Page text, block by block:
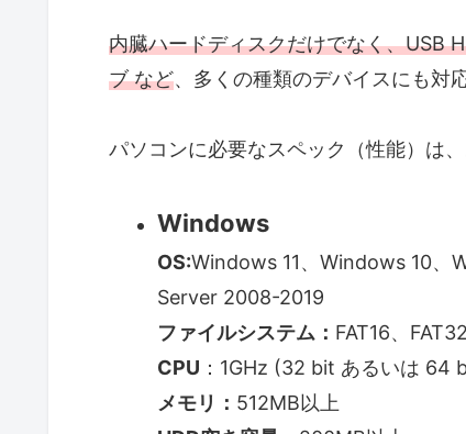
内臓ハードディスクだけでなく、USB
ブ など、多くの種類のデバイスにも対
パソコンに必要なスペック（性能）は、
Windows
OS:Windows 11、Windows 10、
Server 2008-2019
ファイルシステム： FAT16、
CPU ：1GHz (32 bit あるいは 64
メモリ： 512MB以上